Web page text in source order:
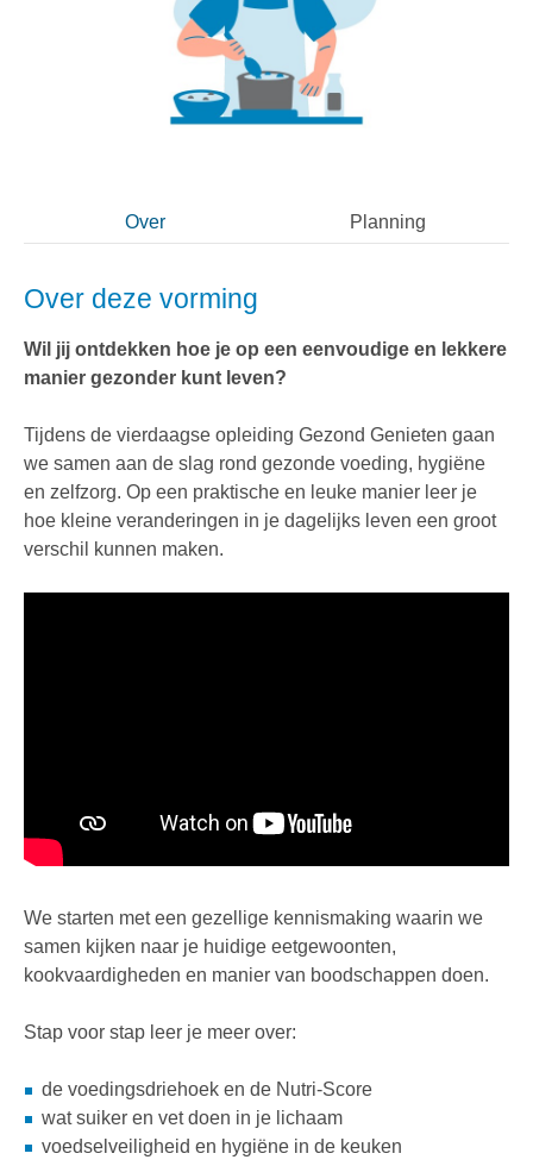
Over Planning
Over deze vorming
Wil jij ontdekken hoe je op een eenvoudige en lekkere
manier gezonder kunt leven?
Tijdens de vierdaagse opleiding Gezond Genieten gaan
we samen aan de slag rond gezonde voeding, hygiëne
en zelfzorg. Op een praktische en leuke manier leer je
hoe kleine veranderingen in je dagelijks leven een groot
verschil kunnen maken.
We starten met een gezellige kennismaking waarin we
samen kijken naar je huidige eetgewoonten,
kookvaardigheden en manier van boodschappen doen.
Stap voor stap leer je meer over:
de voedingsdriehoek en de Nutri-Score
wat suiker en vet doen in je lichaam
voedselveiligheid en hygiëne in de keuken